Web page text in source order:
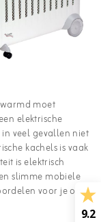
moet
elektrische
veel gevallen niet
kachels is vaak
is elektrisch
slimme mobiele
voor je op
9.2